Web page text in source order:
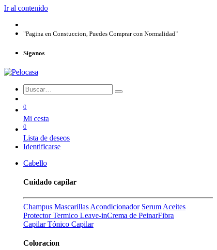
Ir al contenido
"Pagina en Constuccion, Puedes Comprar con Normalidad"
Síganos
0
Mi cesta
0
Lista de deseos
Identificarse
Cabello
Cuidado capilar
Champus Mascarillas Acondicionador Serum Aceites
Protector Termico Leave-inCrema de PeinarFibra
CapilarTónico Capilar
Coloracion